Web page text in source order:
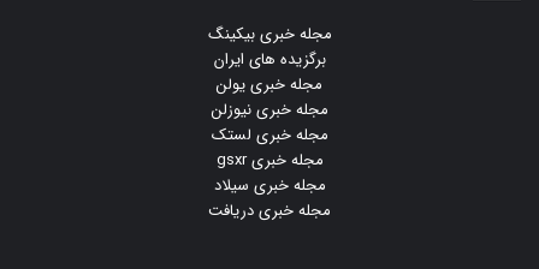
مجله خبری بیکینگ
برگزیده های ایران
مجله خبری یولن
مجله خبری نیوزلن
مجله خبری لستک
مجله خبری gsxr
مجله خبری سیلاد
مجله خبری دریافت